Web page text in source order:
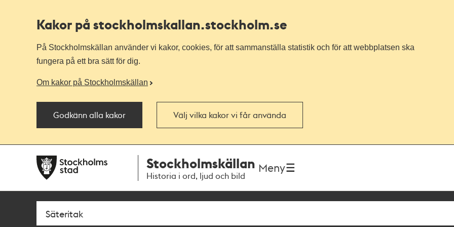
Kakor på stockholmskallan.stockholm.se
På Stockholmskällan använder vi kakor, cookies, för att sammanställa statistik och för att webbplatsen ska
fungera på ett bra sätt för dig.
Om kakor på Stockholmskällan
Godkänn alla kakor Välj vilka kakor vi får använda
navigationen
huvudinnehållet
Stockholmskällan
Historia i ord, ljud och bild
Meny
Sök